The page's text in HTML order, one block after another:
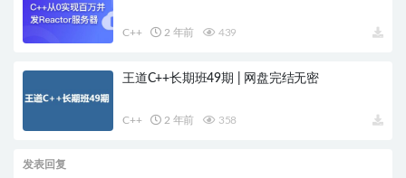
C++ 2 年前 439
王道C++长期班49期 | 网盘完结无密
C++ 2 年前 358
发表回复